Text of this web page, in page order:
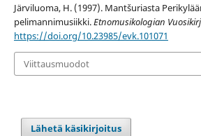
Järviluoma, H. (1997). Mantšuriasta
pelimannimusiikki.Etnomusikologian
https://doi.org/10.23985/evk.101071
Viittausmuodot
Lähetä käsikirjoitus